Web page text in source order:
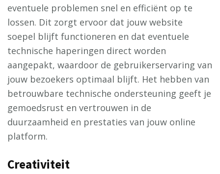
eventuele problemen snel en efficiënt op te
lossen. Dit zorgt ervoor dat jouw website
soepel blijft functioneren en dat eventuele
technische haperingen direct worden
aangepakt, waardoor de gebruikerservaring van
jouw bezoekers optimaal blijft. Het hebben van
betrouwbare technische ondersteuning geeft je
gemoedsrust en vertrouwen in de
duurzaamheid en prestaties van jouw online
platform.
Creativiteit